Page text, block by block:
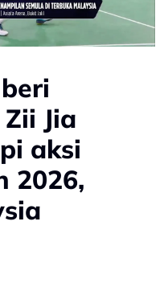
Jia
aksi
2026,